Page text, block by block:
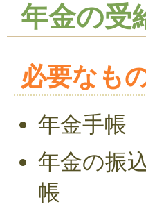
年金の受
必要なも
年金手帳
年金の振
帳